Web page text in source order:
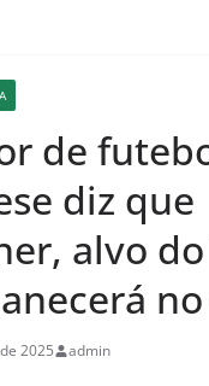
de
diz que
alvo do
2025 admin